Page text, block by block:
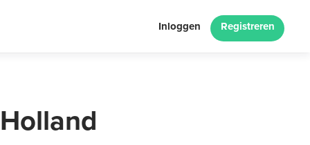
Inloggen Registreren